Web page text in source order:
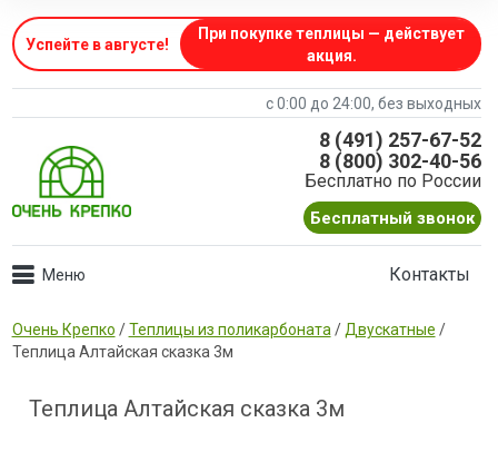
Успейте в августе!
При покупке теплицы — действует
акция.
с 0:00 до 24:00, без выходных
8 (491) 257-67-52
8 (800) 302-40-56
Бесплатно по России
Бесплатный звонок
Контакты
Очень Крепко /Теплицы из поликарбоната / Двускатные /
Теплица Алтайская сказка 3м
Теплица Алтайская сказка 3м